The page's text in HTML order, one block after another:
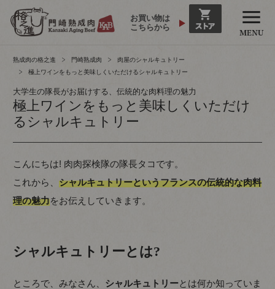
お買い物は
こちらから
熟成肉の格之進 門崎熟成肉
肉屋のシャルキュトリー
極上ワインをもっと美味しくいただけるシャルキュトリー
大学生の隊長がお届けする、伝統的な肉料理の魅力
極上ワインをもっと美味しくいただけ
るシャルキュトリー
こんにちは! 肉肉探検隊の隊長タコです。
これから、シャルキュトリーというフランスの伝統的な肉料
理の魅力をお伝えしていきます。
シャルキュトリーとは?
ところで、みなさん、 シャルキュトリーとは何か知っていま